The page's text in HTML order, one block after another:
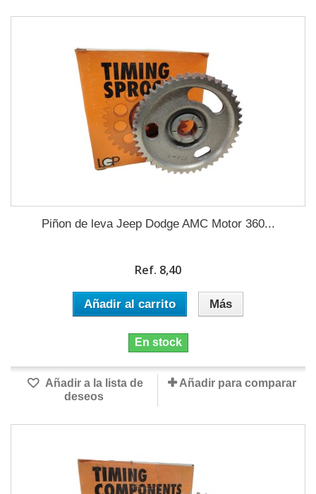
Piñon de leva Jeep Dodge AMC Motor 360...
Ref. 8,40
Añadir al carrito Más
En stock
Añadir a la lista de
deseos
Añadir para comparar